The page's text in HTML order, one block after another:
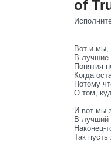
of
Вот и мы,
В лучшие
Понятия
Когда
Потому
О том,
И вот мы
В лучший
Наконец-
Так